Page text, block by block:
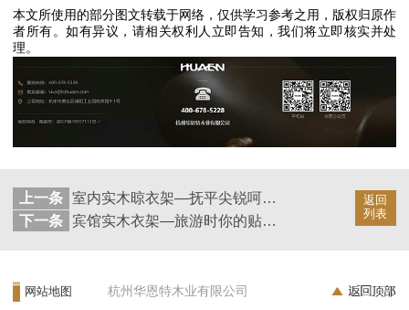
本文所使用的部分图文转载于网络，仅供学习参考之用，版权归原作
者所有。如有异议，请相关权利人立即告知，我们将立即核实并处
理。
返回
列表
上一条
室内实木晾衣架—抚平尖锐呵护细腻【华恩】
下一条
宾馆实木衣架—旅游时你的贴心好物【华恩】
网站地图 杭州华恩特木业有限公司